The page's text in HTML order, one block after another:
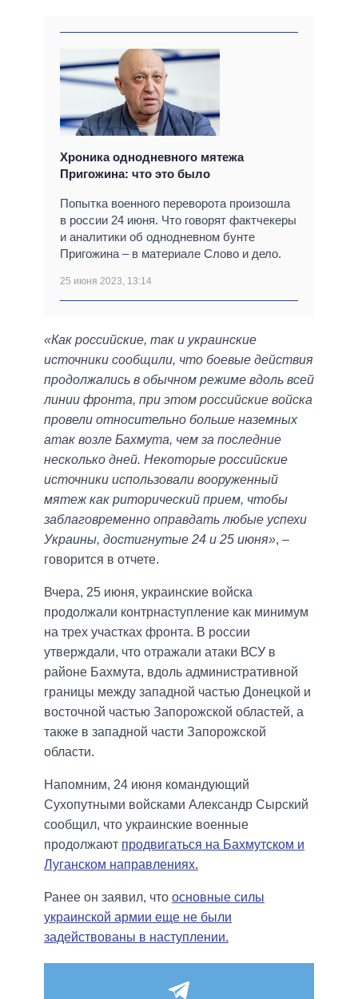
Хроника однодневного мятежа
Пригожина: что это было
Попытка военного переворота произошла
в россии 24 июня. Что говорят фактчекеры
и аналитики об однодневном бунте
Пригожина – в материале Слово и дело.
25 июня 2023, 13:14
«Как российские, так и украинские
источники сообщили, что боевые действия
продолжались в обычном режиме вдоль всей
линии фронта, при этом российские войска
провели относительно больше наземных
атак возле Бахмута, чем за последние
несколько дней. Некоторые российские
источники использовали вооруженный
мятеж как риторический прием, чтобы
заблаговременно оправдать любые успехи
Украины, достигнутые 24 и 25 июня», –
говорится в отчете.
Вчера, 25 июня, украинские войска
продолжали контрнаступление как минимум
на трех участках фронта. В россии
утверждали, что отражали атаки ВСУ в
районе Бахмута, вдоль административной
границы между западной частью Донецкой и
восточной частью Запорожской областей, а
также в западной части Запорожской
области.
Напомним, 24 июня командующий
Сухопутными войсками Александр Сырский
сообщил, что украинские военные
продолжают продвигаться на Бахмутском и
Луганском направлениях.
Ранее он заявил, что основные силы
украинской армии еще не были
задействованы в наступлении.